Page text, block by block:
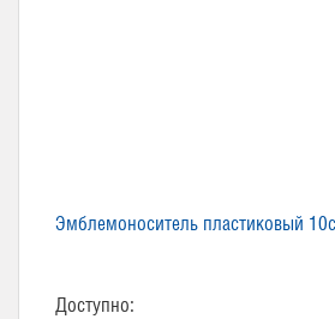
Эмблемоноситель пластиковый
Доступно: